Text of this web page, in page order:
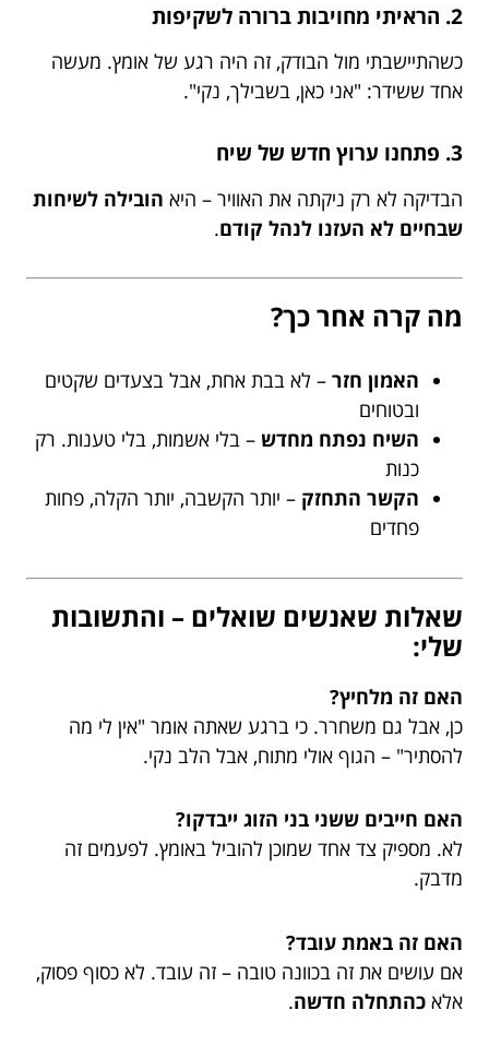
2. הראיתי מחויבות ברורה לשקיפות
כשהתיישבתי מול הבודק, זה היה רגע של אומץ. מעשה
אחד ששידר: "אני כאן, בשבילך, נקי".
3. פתחנו ערוץ חדש של שיח
הבדיקה לא רק ניקתה את האוויר – היא הובילה לשיחות
שבחיים לא העזנו לנהל קודם.
מה קרה אחר כך?
האמון חזר – לא בבת אחת, אבל בצעדים שקטים
ובטוחים
השיח נפתח מחדש – בלי אשמות, בלי טענות. רק
כנות
הקשר התחזק – יותר הקשבה, יותר הקלה, פחות
פחדים
שאלות שאנשים שואלים – והתשובות
שלי:
האם זה מלחיץ?
כן, אבל גם משחרר. כי ברגע שאתה אומר "אין לי מה
להסתיר" – הגוף אולי מתוח, אבל הלב נקי.
האם חייבים ששני בני הזוג ייבדקו?
לא. מספיק צד אחד שמוכן להוביל באומץ. לפעמים זה
מדבק.
האם זה באמת עובד?
אם עושים את זה בכוונה טובה – זה עובד. לא כסוף פסוק,
אלא כהתחלה חדשה.